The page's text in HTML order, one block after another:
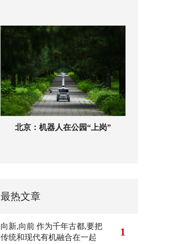
北京：机器人在公园“上岗”
最热文章
向新,向前 作为千年古都,要把
传统和现代有机融合在一起
1